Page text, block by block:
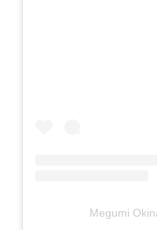
Megumi